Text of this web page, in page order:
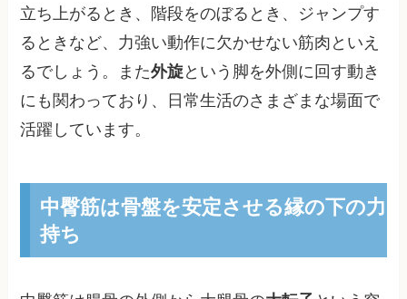
立ち上がるとき、階段をのぼるとき、ジャンプす
るときなど、力強い動作に欠かせない筋肉といえ
るでしょう。また外旋という脚を外側に回す動き
にも関わっており、日常生活のさまざまな場面で
活躍しています。
中臀筋は骨盤を安定させる縁の下の力
持ち